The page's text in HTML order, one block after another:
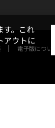
電子版について
す。これ
アウトに